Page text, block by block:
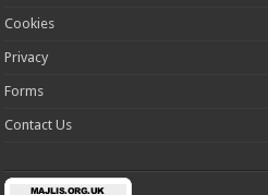
Cookies
Privacy
Forms
Contact Us